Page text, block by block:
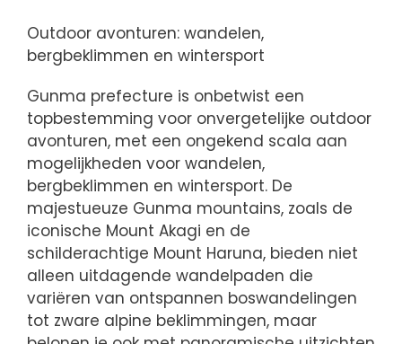
Outdoor avonturen: wandelen,
bergbeklimmen en wintersport
Gunma prefecture is onbetwist een
topbestemming voor onvergetelijke outdoor
avonturen, met een ongekend scala aan
mogelijkheden voor wandelen,
bergbeklimmen en wintersport. De
majestueuze Gunma mountains, zoals de
iconische Mount Akagi en de
schilderachtige Mount Haruna, bieden niet
alleen uitdagende wandelpaden die
variëren van ontspannen boswandelingen
tot zware alpine beklimmingen, maar